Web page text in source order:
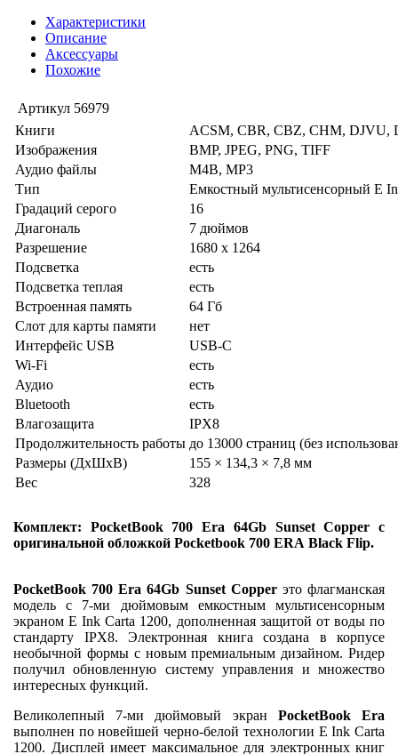
Характеристики
Описание
Аксессуары
Похожие
Артикул 56979
Книги
ACSM, CBR, CBZ, CHM, DJVU,
Изображения
BMP, JPEG, PNG, TIFF
Аудио файлы
M4B, MP3
Тип
Емкостный мультисенсорный E
Градаций серого
16
Диагональ
7 дюймов
Разрешение
1680 x 1264
Подсветка
есть
Подсветка теплая
есть
Встроенная память
64 Гб
Слот для карты памяти
нет
Интерфейс USB
USB-C
Wi-Fi
есть
Аудио
есть
Bluetooth
есть
Влагозащита
IPX8
Продолжительность работы до 13000 страниц (без
Размеры (ДхШхВ)
155 × 134,3 × 7,8 мм
Вес
328
Комплект: PocketBook 700 Era 64Gb Sunset Copper с
оригинальной обложкой Pocketbook 700 ERA Black Flip.
PocketBook 700 Era 64Gb Sunset Copperэто флагманская
модель с 7-ми дюймовым емкостным мультисенсорным
экраном E Ink Carta 1200, дополненная защитой от воды по
стандарту IPX8. Электронная книга создана в корпусе
необычной формы с новым премиальным дизайном. Ридер
получил обновленную систему управления и множество
интересных функций.
Великолепный 7-ми дюймовый экран PocketBook Era
выполнен по новейшей черно-белой технологии E Ink Carta
1200. Дисплей имеет максимальное для электронных книг